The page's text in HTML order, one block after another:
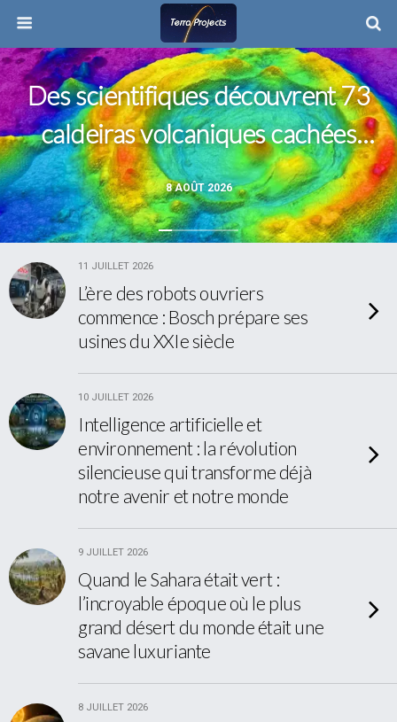
8 AOÛT 2026
Des scientifiques découvrent 73
caldeiras volcaniques cachées
sous le plancher océanique
11 JUILLET 2026
L’ère des robots ouvriers
commence : Bosch prépare ses
usines du XXIe siècle
10 JUILLET 2026
Intelligence artificielle et
environnement : la révolution
silencieuse qui transforme déjà
notre avenir et notre monde
9 JUILLET 2026
Quand le Sahara était vert :
l’incroyable époque où le plus
grand désert du monde était une
savane luxuriante
8 JUILLET 2026